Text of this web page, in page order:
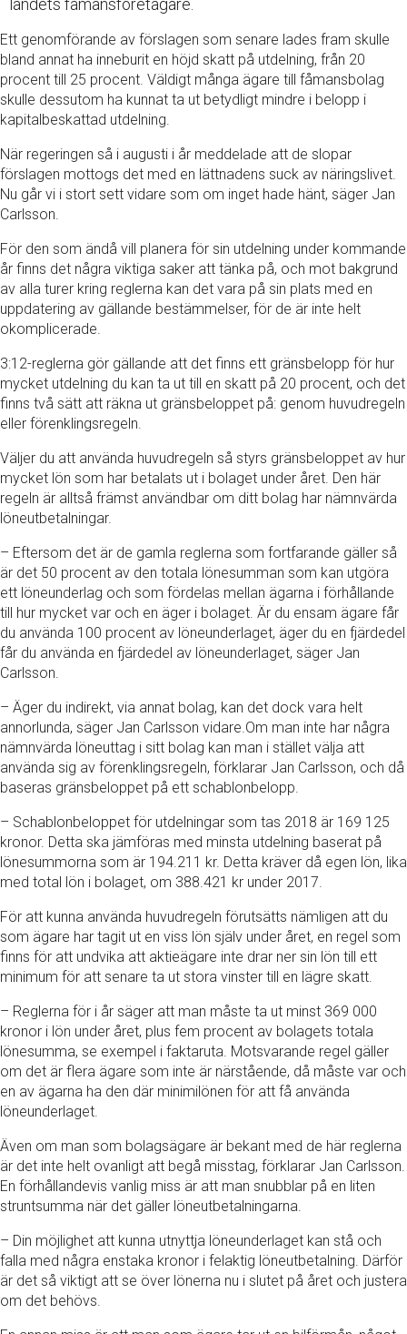
landets fåmansföretagare.
Ett genomförande av förslagen som senare lades fram skulle
bland annat ha inneburit en höjd skatt på utdelning, från 20
procent till 25 procent. Väldigt många ägare till fåmansbolag
skulle dessutom ha kunnat ta ut betydligt mindre i belopp i
kapitalbeskattad utdelning.
När regeringen så i augusti i år meddelade att de slopar
förslagen mottogs det med en lättnadens suck av näringslivet.
Nu går vi i stort sett vidare som om inget hade hänt, säger Jan
Carlsson.
För den som ändå vill planera för sin utdelning under kommande
år finns det några viktiga saker att tänka på, och mot bakgrund
av alla turer kring reglerna kan det vara på sin plats med en
uppdatering av gällande bestämmelser, för de är inte helt
okomplicerade.
3:12-reglerna gör gällande att det finns ett gränsbelopp för hur
mycket utdelning du kan ta ut till en skatt på 20 procent, och det
finns två sätt att räkna ut gränsbeloppet på: genom huvudregeln
eller förenklingsregeln.
Väljer du att använda huvudregeln så styrs gränsbeloppet av hur
mycket lön som har betalats ut i bolaget under året. Den här
regeln är alltså främst användbar om ditt bolag har nämnvärda
löneutbetalningar.
– Eftersom det är de gamla reglerna som fortfarande gäller så
är det 50 procent av den totala lönesumman som kan utgöra
ett löneunderlag och som fördelas mellan ägarna i förhållande
till hur mycket var och en äger i bolaget. Är du ensam ägare får
du använda 100 procent av löneunderlaget, äger du en fjärdedel
får du använda en fjärdedel av löneunderlaget, säger Jan
Carlsson.
– Äger du indirekt, via annat bolag, kan det dock vara helt
annorlunda, säger Jan Carlsson vidare.Om man inte har några
nämnvärda löneuttag i sitt bolag kan man i stället välja att
använda sig av förenklingsregeln, förklarar Jan Carlsson, och då
baseras gränsbeloppet på ett schablonbelopp.
– Schablonbeloppet för utdelningar som tas 2018 är 169 125
kronor. Detta ska jämföras med minsta utdelning baserat på
lönesummorna som är 194.211 kr. Detta kräver då egen lön, lika
med total lön i bolaget, om 388.421 kr under 2017.
För att kunna använda huvudregeln förutsätts nämligen att du
som ägare har tagit ut en viss lön själv under året, en regel som
finns för att undvika att aktieägare inte drar ner sin lön till ett
minimum för att senare ta ut stora vinster till en lägre skatt.
– Reglerna för i år säger att man måste ta ut minst 369 000
kronor i lön under året, plus fem procent av bolagets totala
lönesumma, se exempel i faktaruta. Motsvarande regel gäller
om det är flera ägare som inte är närstående, då måste var och
en av ägarna ha den där minimilönen för att få använda
löneunderlaget.
Även om man som bolagsägare är bekant med de här reglerna
är det inte helt ovanligt att begå misstag, förklarar Jan Carlsson.
En förhållandevis vanlig miss är att man snubblar på en liten
struntsumma när det gäller löneutbetalningarna.
– Din möjlighet att kunna utnyttja löneunderlaget kan stå och
falla med några enstaka kronor i felaktig löneutbetalning. Därför
är det så viktigt att se över lönerna nu i slutet på året och justera
om det behövs.